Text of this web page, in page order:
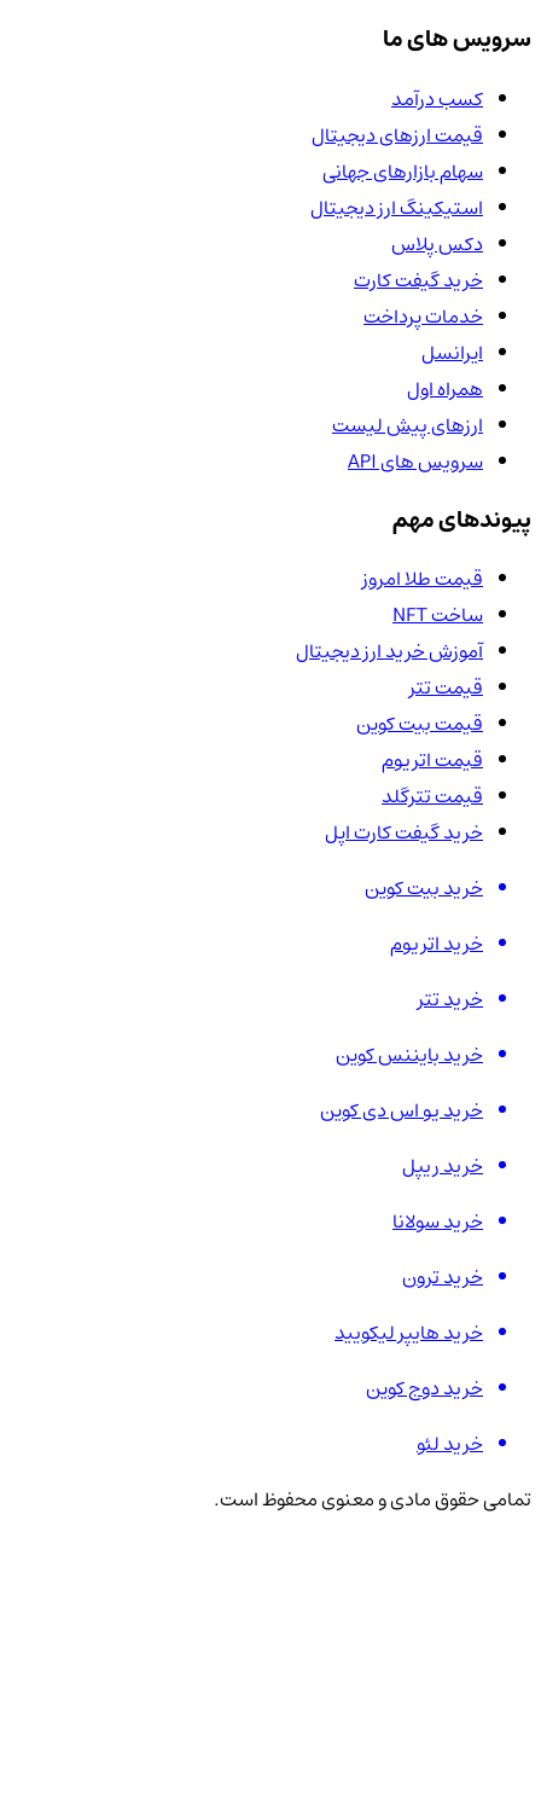
سرویس های ما
کسب درآمد
قیمت ارزهای دیجیتال
سهام بازارهای جهانی
استیکینگ ارز دیجیتال
دکس پلاس
خرید گیفت کارت
خدمات پرداخت
ایرانسل
همراه اول
ارزهای پیش لیست
سرویس های API
پیوندهای مهم
قیمت طلا امروز
ساخت NFT
آموزش خرید ارز دیجیتال
قیمت تتر
قیمت بیت کوین
قیمت اتریوم
قیمت تترگلد
خرید گیفت کارت اپل
خرید بیت کوین
خرید اتریوم
خرید تتر
خرید بایننس کوین
خرید یو اس دی کوین
خرید ریپل
خرید سولانا
خرید ترون
خرید هایپر لیکویید
خرید دوج کوین
خرید لئو
تمامی حقوق مادی و معنوی محفوظ است.